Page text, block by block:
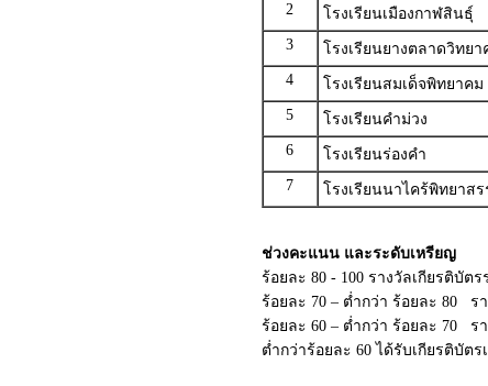
2
โรงเรียนเมืองกาฬสินธุ์
3
โรงเรียนยางตลาดวิทยา
4
โรงเรียนสมเด็จพิทยาคม
5
โรงเรียนคำม่วง
6
โรงเรียนร่องคำ
7 โรงเรียนนาไคร้พิทยาสร
ช่วงคะแนน และระดับเหรียญ
ร้อยละ 80 - 100 รางวัลเกียรติบัต
ร้อยละ 70 – ต่ำกว่า ร้อยละ 80 ร
ร้อยละ 60 – ต่ำกว่า ร้อยละ 70 ร
ต่ำกว่าร้อยละ 60 ได้รับเกียรติบัต